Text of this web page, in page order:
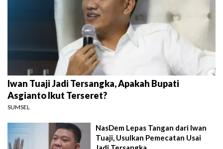
Iwan Tuaji Jadi Tersangka, Apakah Bupati
Asgianto Ikut Terseret?
SUMSEL
NasDem Lepas Tangan dari Iwan
Tuaji, Usulkan Pemecatan Usai